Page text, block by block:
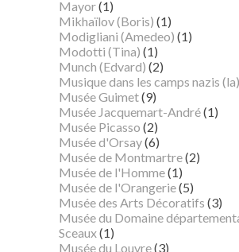
Mayor(1)
Mikhaïlov (Boris) (1)
Modigliani (Amedeo) (1)
Modotti (Tina) (1)
Munch (Edvard) (2)
Musique dans les camps nazis (la)
Musée Guimet(9)
Musée Jacquemart-André(1)
Musée Picasso (2)
Musée d'Orsay(6)
Musée de Montmartre(2)
Musée de l'Homme(1)
Musée de l'Orangerie(5)
Musée des Arts Décoratifs (3)
Musée du Domaine
Sceaux(1)
Musée du Louvre(3)